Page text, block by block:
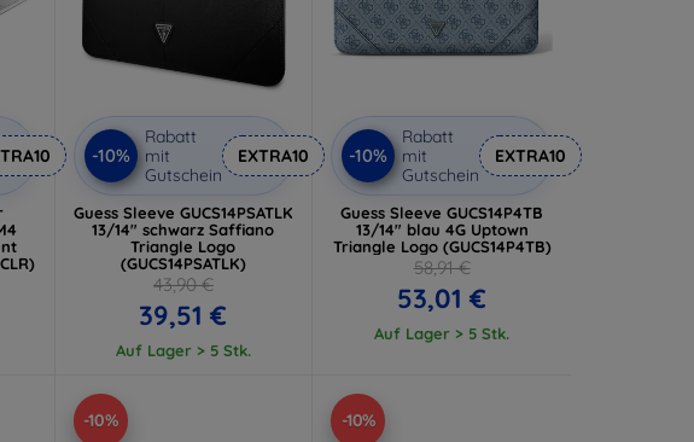
-10%
Rabatt
mit
Gutschein
EXTRA10
Guess Sleeve GUCS14PSATLK
13/14" schwarz Saffiano
Triangle Logo
(GUCS14PSATLK)
43,90 €
39,51 €
Auf Lager > 5 Stk.
-10%
Rabatt
mit
Gutschein
EXTRA10
Guess Sleeve GUCS14P4TB
13/14" blau 4G Uptown
Triangle Logo (GUCS14P4TB)
58,91 €
53,01 €
Auf Lager > 5 Stk.
-10% -10%